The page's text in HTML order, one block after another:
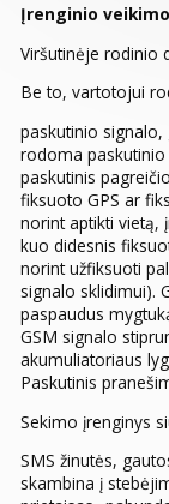
Įrenginio
Viršutinėje rodinio
Be to, vartotojui
paskutinio
rodoma
paskutinis
fiksuoto GPS ar
norint aptikti vietą,
kuo didesnis
norint užfiksuoti
signalo sklidimui).
paspaudus
GSM signalo
akumuliatoriaus
Paskutinis
Sekimo įrenginys
SMS žinutės,
skambina į